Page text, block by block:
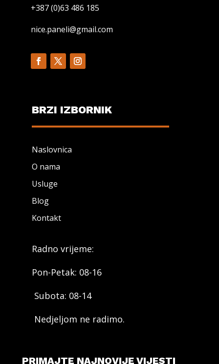
+387 (0)63 486 185
nice.paneli@gmail.com
BRZI IZBORNIK
Naslovnica
O nama
Usluge
Blog
Kontakt
Radno vrijeme:
Pon-Petak: 08-16
Subota: 08-14
Nedjeljom ne radimo.
PRIMAJTE NAJNOVIJE VIJESTI